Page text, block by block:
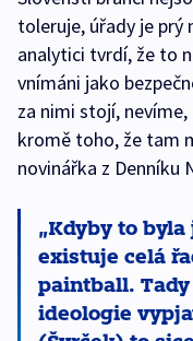
toleruje, úřady je prý
analytici tvrdí, že to
vnímáni jako
za nimi stojí,
kromě toho, že tam
novinářka z Denníku
Kdyby to
existuje celá
paintball.
ideologie